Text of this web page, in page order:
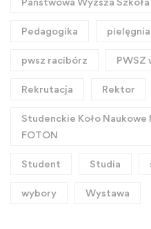
Pedagogika
pwsz racibórz PWSZ
Rekrutacja Rektor
Studenckie Koło
FOTON
Student Studia
wybory Wystawa